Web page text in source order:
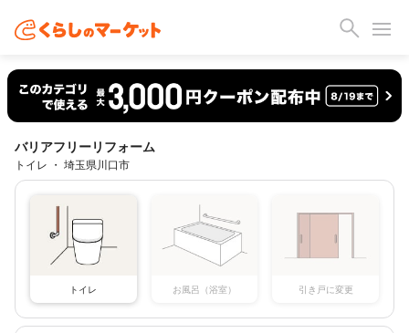
バリアフリーリフォーム
トイレ ・ 埼玉県川口市
トイレ お風呂（浴室） 引き戸に変更